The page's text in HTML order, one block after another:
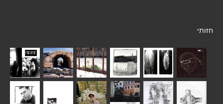
חזותי